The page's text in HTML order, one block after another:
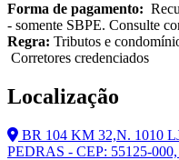
Forma de pagamento:
- somente SBPE. Consulte
Regra: Tributos e
Corretores credenciados
Localização
BR 104 KM 32,N. 1010
PEDRAS - CEP: 55125-